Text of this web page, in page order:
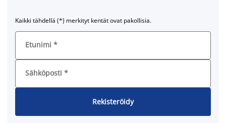
Kaikki tähdellä (*) merkityt kentät ovat pakollisia.
Etunimi *
Sähköposti *
Rekisteröidy